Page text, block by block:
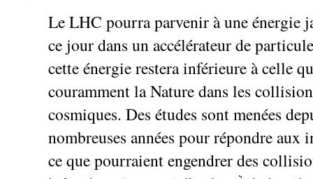
Le LHC pourra parvenir à une énergie
ce jour dans un accélérateur de
cette énergie restera inférieure à celle
couramment la Nature dans les
cosmiques. Des études sont menées
nombreuses années pour répondre aux
ce que pourraient engendrer des